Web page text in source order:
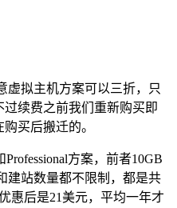
虚拟主机方案可以三折，只
续费之前我们重新购买即
买后搬迁的。
方案，前者10GB
建站数量都不限制，都是共
惠后是21美元，平均一年才